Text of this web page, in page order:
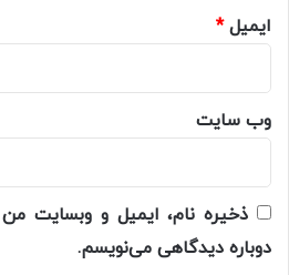
ایمیل*
وب‌ سایت
ذخیره نام، ایمیل و وبسایت من
دوباره دیدگاهی می‌نویسم.